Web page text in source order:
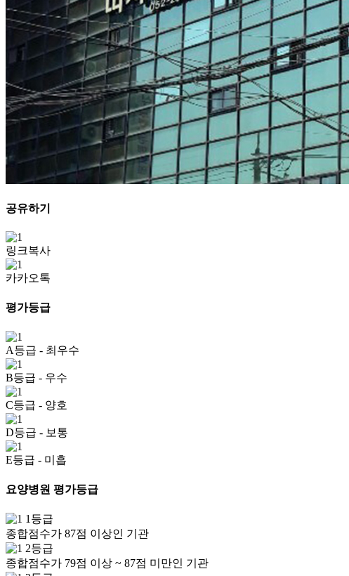
공유하기
링크복사
카카오톡
평가등급
A등급 - 최우수
B등급 - 우수
C등급 - 양호
D등급 - 보통
E등급 - 미흡
요양병원 평가등급
1등급
종합점수가 87점 이상인 기관
2등급
종합점수가 79점 이상 ~ 87점 미만인 기관